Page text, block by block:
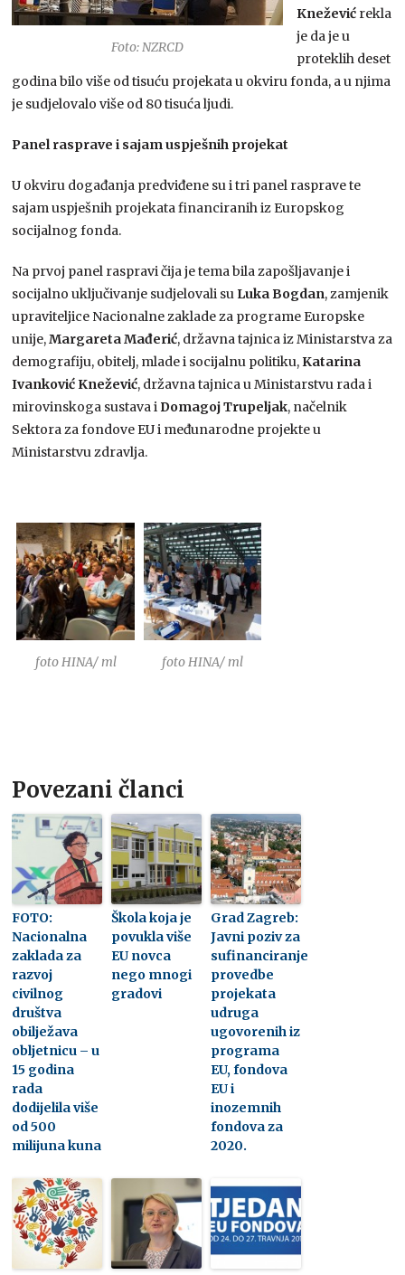
Foto: NZRCD
Knežević rekla
je da je u
proteklih deset
godina bilo više od tisuću projekata u okviru fonda, a u njima
je sudjelovalo više od 80 tisuća ljudi.
Panel rasprave i sajam uspješnih projekat
U okviru događanja predviđene su i tri panel rasprave te
sajam uspješnih projekata financiranih iz Europskog
socijalnog fonda.
Na prvoj panel raspravi čija je tema bila zapošljavanje i
socijalno uključivanje sudjelovali su Luka Bogdan, zamjenik
upraviteljice Nacionalne zaklade za programe Europske
unije,Margareta Mađerić, državna tajnica iz Ministarstva za
demografiju, obitelj, mlade i socijalnu politiku, Katarina
Ivanković Knežević, državna tajnica u Ministarstvu rada i
mirovinskoga sustava i Domagoj Trupeljak, načelnik
Sektora za fondove EU i međunarodne projekte u
Ministarstvu zdravlja.
foto HINA/ ml foto HINA/ ml
Povezani članci
FOTO:
Nacionalna
zaklada za
razvoj
civilnog
društva
obilježava
obljetnicu – u
15 godina
rada
dodijelila više
od 500
milijuna kuna
Škola koja je
povukla više
EU novca
nego mnogi
gradovi
Grad Zagreb:
Javni poziv za
sufinanciranje
provedbe
projekata
udruga
ugovorenih iz
programa
EU, fondova
EU i
inozemnih
fondova za
2020.